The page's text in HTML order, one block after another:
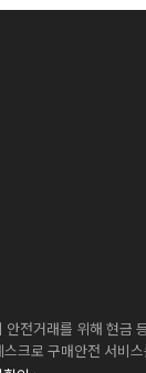
안전거래를 위해 현금
크로 구매안전 서비